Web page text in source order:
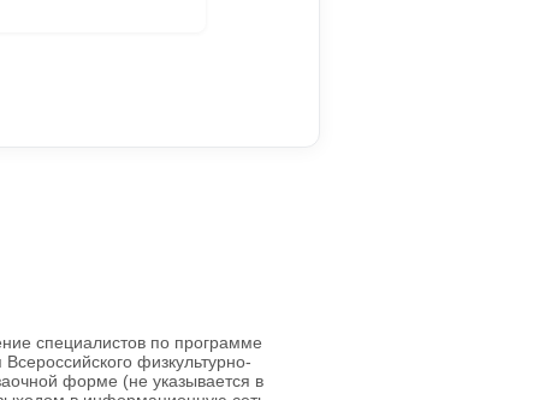
специалистов по программе
физкультурно-
форме (не указывается в